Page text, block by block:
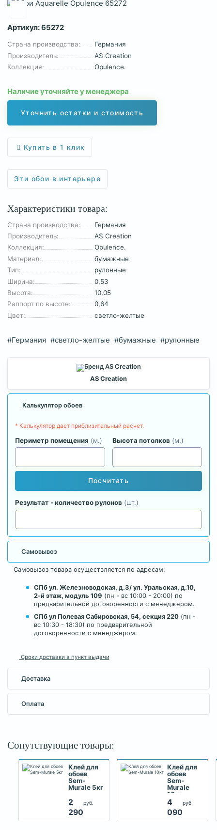
Артикул:65272
Страна производства:
Германия
Производитель:
AS Creation
Коллекция:
Opulence.
Наличие уточняйте у менеджера
Уточнить остатки и стоимость
Купить в 1 клик
Эти обои в интерьере
Характеристики товара:
Страна производства:
Германия
Производитель:
AS Creation
Коллекция:
Opulence.
Материал:
бумажные
Тип:
рулонные
Ширина:
0,53
Высота:
10,05
Раппорт по высоте:
0,64
Цвет:
светло-желтые
#Германия #светло-желтые #бумажные #рулонные
AS Creation
Калькулятор обоев
* Калькулятор дает приблизительный расчет.
Периметр помещения (м.) Высота потолков (м.)
Посчитать
Результат - количество рулонов (шт.)
Самовывоз
Самовывоз товара осуществляется по адресам:
СПб ул. Железноводская, д.3/ ул. Уральская, д.10,
2-й этаж, модуль 109 (пн - вс 10:00 - 20:00) по
предварительной договоренности с менеджером.
СПб ул Полевая Сабировская, 54, секция 220 (пн -
вс 10:30 - 18:30) по предварительной
договоренности с менеджером.
Сроки доставки в пункт выдачи
Доставка
Оплата
Сопутствующие товары:
Клей для
обоев
Sem-
Murale 5кг
2
290
руб.
Клей для
обоев
Sem-
Murale
10кг
4
090
руб.